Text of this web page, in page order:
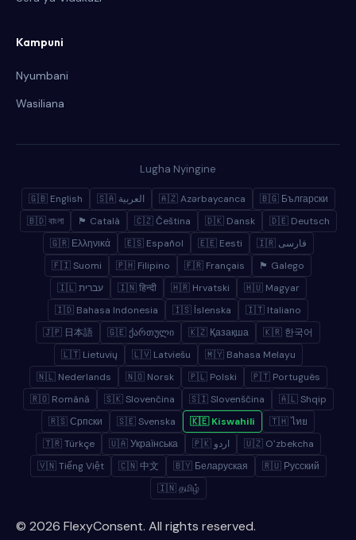
Kampuni
Nyumbani
Wasiliana
Lugha Nyingine
🇬🇧 English 🇸🇦 العربية 🇦🇿 Azərbaycanca
🇧🇬 Български
🇧🇩 বাংলা
🏴 Català 🇨🇿 Čeština 🇩🇰 Dansk
🇩🇪 Deutsch
🇬🇷 Ελληνικά
🇪🇸 Español 🇪🇪 Eesti
🇮🇷 فارسی
🇫🇮 Suomi
🇵🇭 Filipino 🇫🇷 Français
🏴 Galego
🇮🇱 עברית
🇮🇳 हिन्दी 🇭🇷 Hrvatski
🇭🇺 Magyar
🇮🇩 Bahasa Indonesia
🇮🇸 Íslenska
🇮🇹 Italiano
🇯🇵 日本語
🇬🇪 ქართული 🇰🇿 Қазақша
🇰🇷 한국어
🇱🇹 Lietuvių
🇱🇻 Latviešu
🇲🇾 Bahasa Melayu
🇳🇱 Nederlands
🇳🇴 Norsk 🇵🇱 Polski
🇵🇹 Português
🇷🇴 Română
🇸🇰 Slovenčina 🇸🇮 Slovenščina
🇦🇱 Shqip
🇷🇸 Српски
🇸🇪 Svenska 🇰🇪 Kiswahili
🇹🇭 ไทย
🇹🇷 Türkçe
🇺🇦 Українська 🇵🇰 اردو
🇺🇿 Oʻzbekcha
🇻🇳 Tiếng Việt
🇨🇳 中文 🇧🇾 Беларуская
🇷🇺 Русский
🇮🇳 தமிழ்
© 2026 FlexyConsent. All rights reserved.